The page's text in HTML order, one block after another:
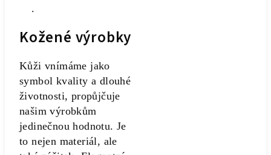
.
Kožené výrobky
Kůži vnímáme jako
symbol kvality a dlouhé
životnosti, propůjčuje
našim výrobkům
jedinečnou hodnotu. Je
to nejen materiál, ale